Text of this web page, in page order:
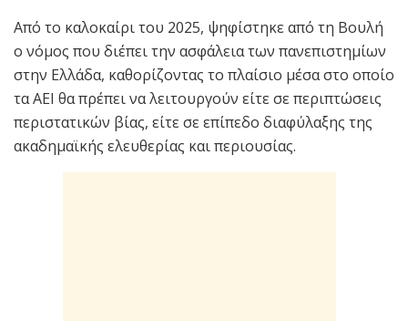
Από το καλοκαίρι του 2025, ψηφίστηκε από τη Βουλή
ο νόμος που διέπει την ασφάλεια των πανεπιστημίων
στην Ελλάδα, καθορίζοντας το πλαίσιο μέσα στο οποίο
τα ΑΕΙ θα πρέπει να λειτουργούν είτε σε περιπτώσεις
περιστατικών βίας, είτε σε επίπεδο διαφύλαξης της
ακαδημαϊκής ελευθερίας και περιουσίας.